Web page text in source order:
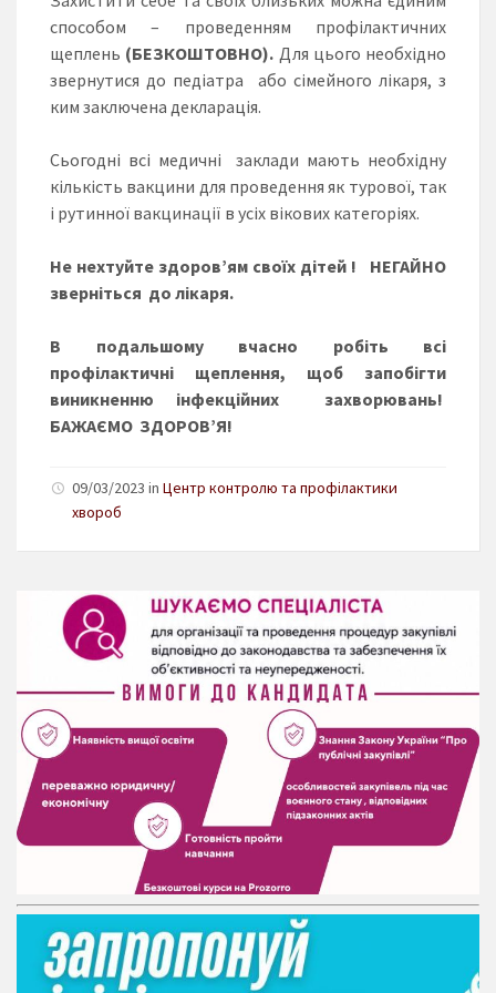
способом – проведенням профілактичних
щеплень (БЕЗКОШТОВНО). Для цього необхідно
звернутися до педіатра або сімейного лікаря, з
ким заключена декларація.
Сьогодні всі медичні заклади мають необхідну
кількість вакцини для проведення як турової, так
і рутинної вакцинації в усіх вікових категоріях.
Не нехтуйте здоров’ям своїх дітей ! НЕГАЙНО
зверніться до лікаря.
В подальшому вчасно робіть всі
профілактичні щеплення, щоб запобігти
виникненню інфекційних захворювань!
БАЖАЄМО ЗДОРОВ’Я!
09/03/2023 in Центр контролю та профілактики
хвороб